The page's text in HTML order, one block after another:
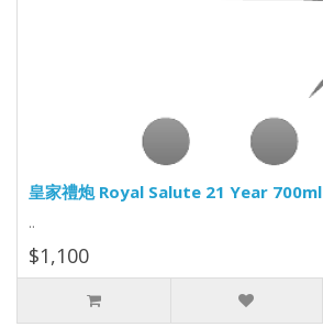
皇家禮炮 Royal Salute 21 Year 700ml
..
$1,100